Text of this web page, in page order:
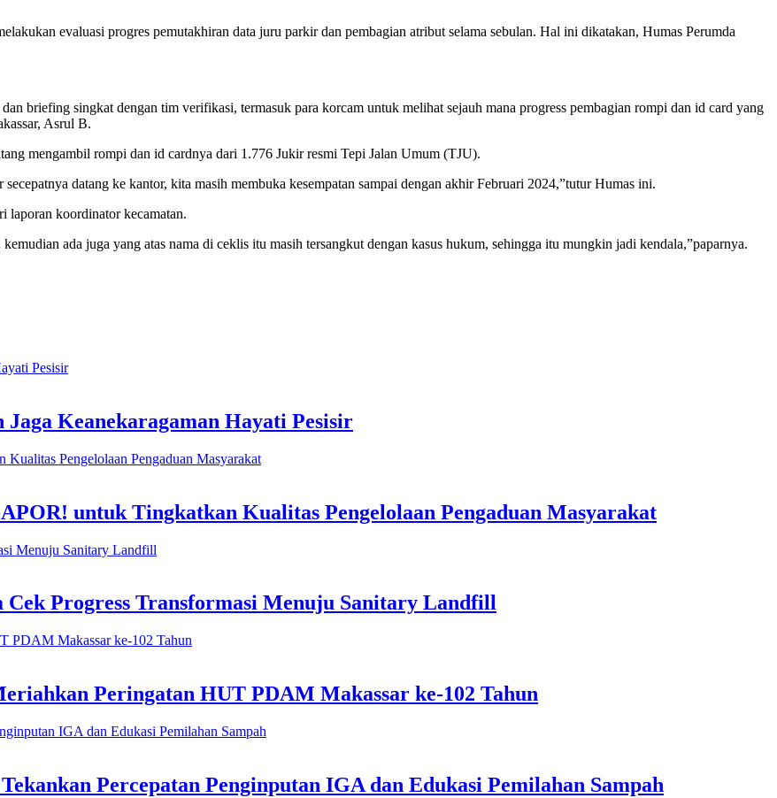
evaluasi progres pemutakhiran data juru parkir dan pembagian atribut selama sebulan. Hal ini dikatakan, Humas Perumda
briefing singkat dengan tim verifikasi, termasuk para korcam untuk melihat sejauh mana progress pembagian rompi dan id card yang
Asrul B.
mengambil rompi dan id cardnya dari 1.776 Jukir resmi Tepi Jalan Umum (TJU).
datang ke kantor, kita masih membuka kesempatan sampai dengan akhir Februari 2024,”tutur Humas ini.
laporan koordinator kecamatan.
ada juga yang atas nama di ceklis itu masih tersangkut dengan kasus hukum, sehingga itu mungkin jadi kendala,”paparnya.
Keanekaragaman Hayati Pesisir
untuk Tingkatkan Kualitas Pengelolaan Pengaduan Masyarakat
Progress Transformasi Menuju Sanitary Landfill
Peringatan HUT PDAM Makassar ke-102 Tahun
Percepatan Penginputan IGA dan Edukasi Pemilahan Sampah